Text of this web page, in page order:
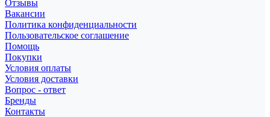
Отзывы
Вакансии
Политика конфиденциальности
Пользовательское соглашение
Помощь
Покупки
Условия оплаты
Условия доставки
Вопрос - ответ
Бренды
Контакты